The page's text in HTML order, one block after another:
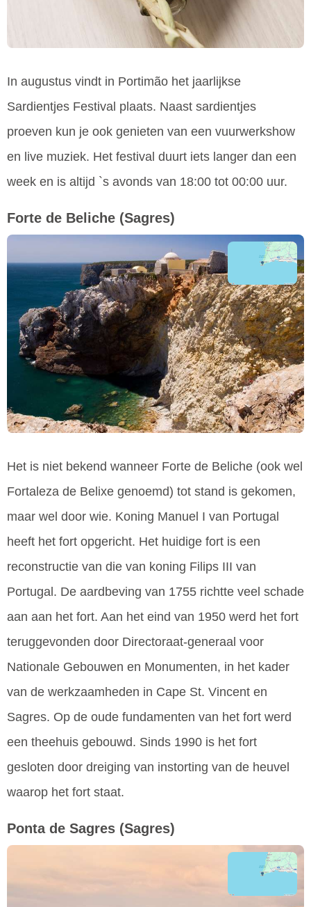
In augustus vindt in Portimão het jaarlijkse
Sardientjes Festival plaats. Naast sardientjes
proeven kun je ook genieten van een vuurwerkshow
en live muziek. Het festival duurt iets langer dan een
week en is altijd `s avonds van 18:00 tot 00:00 uur.
Forte de Beliche (Sagres)
Het is niet bekend wanneer Forte de Beliche (ook wel
Fortaleza de Belixe genoemd) tot stand is gekomen,
maar wel door wie. Koning Manuel I van Portugal
heeft het fort opgericht. Het huidige fort is een
reconstructie van die van koning Filips III van
Portugal. De aardbeving van 1755 richtte veel schade
aan aan het fort. Aan het eind van 1950 werd het fort
teruggevonden door Directoraat-generaal voor
Nationale Gebouwen en Monumenten, in het kader
van de werkzaamheden in Cape St. Vincent en
Sagres. Op de oude fundamenten van het fort werd
een theehuis gebouwd. Sinds 1990 is het fort
gesloten door dreiging van instorting van de heuvel
waarop het fort staat.
Ponta de Sagres (Sagres)